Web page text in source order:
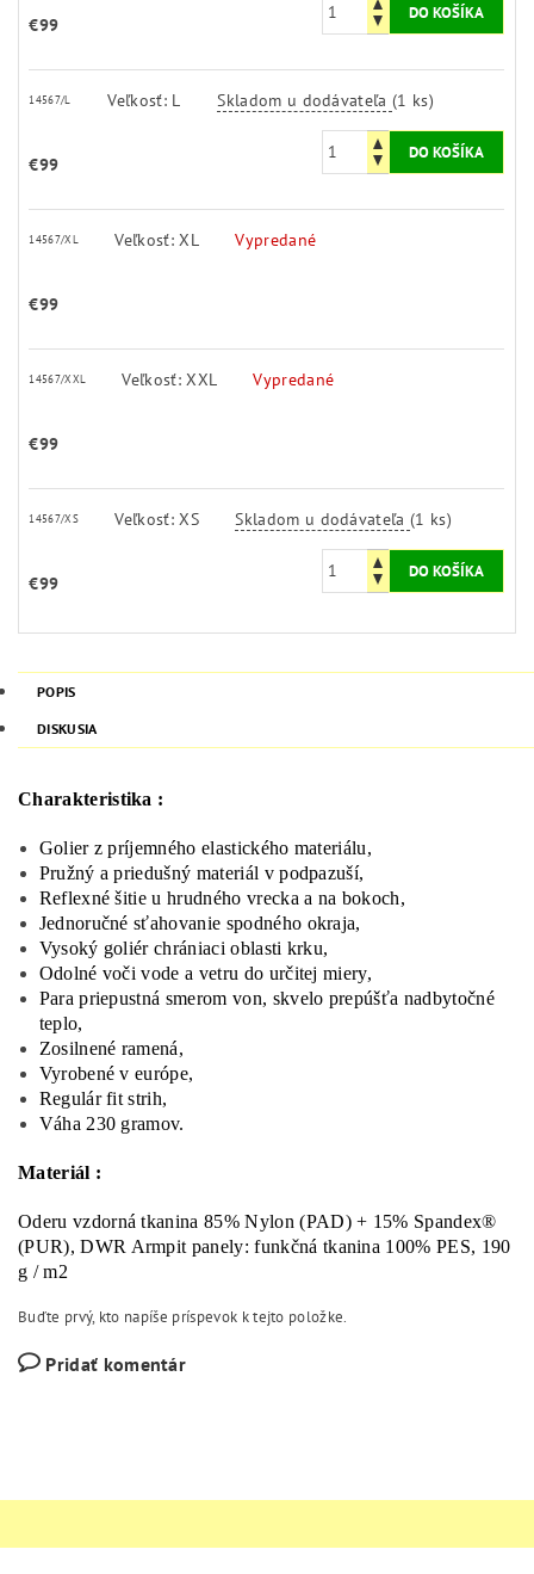
€99
14567/L Veľkosť: L Skladom u dodávateľa(1 ks)
€99
14567/XL Veľkosť: XL Vypredané
€99
14567/XXL Veľkosť: XXL Vypredané
€99
14567/XS Veľkosť: XS Skladom u dodávateľa(1 ks)
€99
POPIS
DISKUSIA
Charakteristika :
Golier z príjemného elastického materiálu,
Pružný a priedušný materiál v podpazuší,
Reflexné šitie u hrudného vrecka a na bokoch,
Jednoručné sťahovanie spodného okraja,
Vysoký goliér chrániaci oblasti krku,
Odolné voči vode a vetru do určitej miery,
Para priepustná smerom von, skvelo prepúšťa nadbytočné
teplo,
Zosilnené ramená,
Vyrobené v európe,
Regulár fit strih,
Váha 230 gramov.
Materiál :
Oderu vzdorná tkanina 85% Nylon (PAD) + 15% Spandex®
(PUR), DWR Armpit panely: funkčná tkanina 100% PES, 190
g / m2
Buďte prvý, kto napíše príspevok k tejto položke.
Pridať komentár